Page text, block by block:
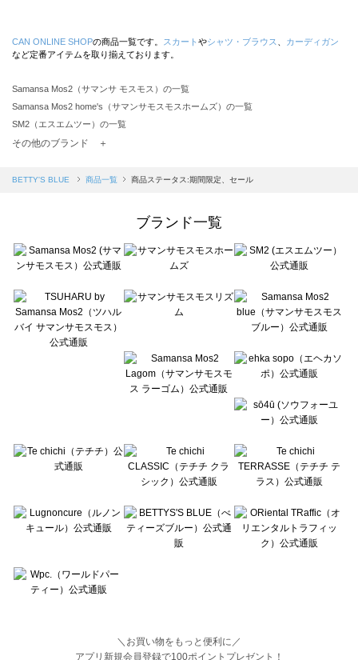
CAN ONLINE SHOPの商品一覧です。 スカート やシャツ・ブラウス
カーディガン
など定番アイテムを取り揃えております。
Samansa Mos2（サマンサ モスモス）の一覧
Samansa Mos2 home's（サマンサモスモスホームズ）の一覧
SM2（エスエムツー）の一覧
TSUHARU by Samansa Mos2（ツハルバイサマンサモスモス）の一覧
Samansa Mos2 blue（サマンサモスモス ブルー）の一覧
Te chichi（テチチ）の一覧
Te chichi CLASSIC（テチチ クラシック）の一覧
Lugnoncure（ルノンキュール）の一覧
BETTY'S BLUE（べティーズブルー）の一覧
Wpc.（ワールドパーティー）の一覧
その他のブランド ＋
BETTY'S BLUE 商品一覧 商品ステータス:期間限定、セール
ブランド一覧
＼お買い物をもっと便利に／
アプリ新規会員登録で100ポイントプレゼント！